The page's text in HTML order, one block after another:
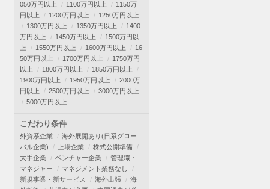
050万円以上
1100万円以上
1150万
円以上
1200万円以上
1250万円以上
1300万円以上
1350万円以上
1400
万円以上
1450万円以上
1500万円以
上
1550万円以上 1600万円以上
16
50万円以上
1700万円以上
1750万円
以上
1800万円以上
1850万円以上
1900万円以上
1950万円以上
2000万
円以上
2500万円以上
3000万円以上
5000万円以上
こだわり条件
外資系企業
海外展開あり(日系グロー
バル企業)
上場企業
株式公開準備
大手企業
ベンチャー企業
管理職・
マネジャー
マネジメント業務なし
新規事業・新サービス
海外出張
海